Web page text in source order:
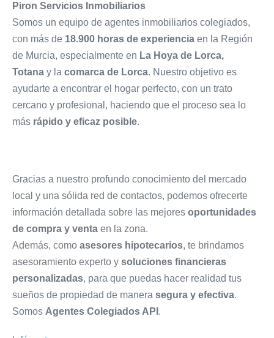
Piron Servicios Inmobiliarios
Somos un equipo de agentes inmobiliarios colegiados,
con más de 18.900 horas de experiencia en la Región
de Murcia, especialmente en La Hoya de Lorca,
Totana y la comarca de Lorca. Nuestro objetivo es
ayudarte a encontrar el hogar perfecto, con un trato
cercano y profesional, haciendo que el proceso sea lo
más rápido y eficaz posible.
Gracias a nuestro profundo conocimiento del mercado
local y una sólida red de contactos, podemos ofrecerte
información detallada sobre las mejores oportunidades
de compra y venta en la zona.
Además, como asesores hipotecarios, te brindamos
asesoramiento experto y soluciones financieras
personalizadas, para que puedas hacer realidad tus
sueños de propiedad de manera segura y efectiva.
Somos Agentes Colegiados API .